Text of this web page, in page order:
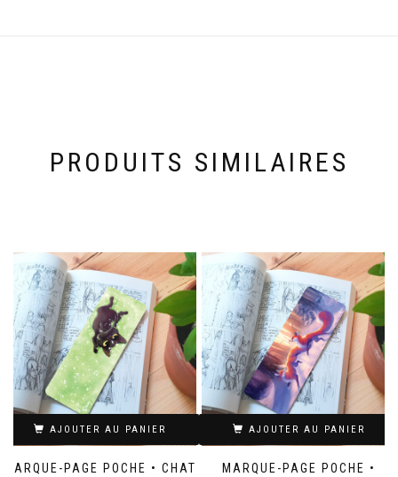
PRODUITS SIMILAIRES
MARQUE-PAGE POCHE • CHAT
AJOUTER AU PANIER
MARQUE-PAGE POCHE •
AJOUTER AU PANIER